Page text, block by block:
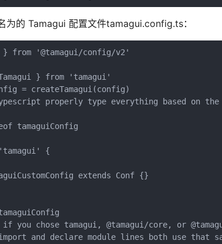
为的 Tamagui 配置文件tamagui.config.ts：
from '@tamagui/config/v2'
} from 'tamagui'
= createTamagui(config)
properly type everything based on the
tamaguiConfig
{
extends Conf {}
you chose tamagui, @tamagui/core, or
and declare module lines both use that